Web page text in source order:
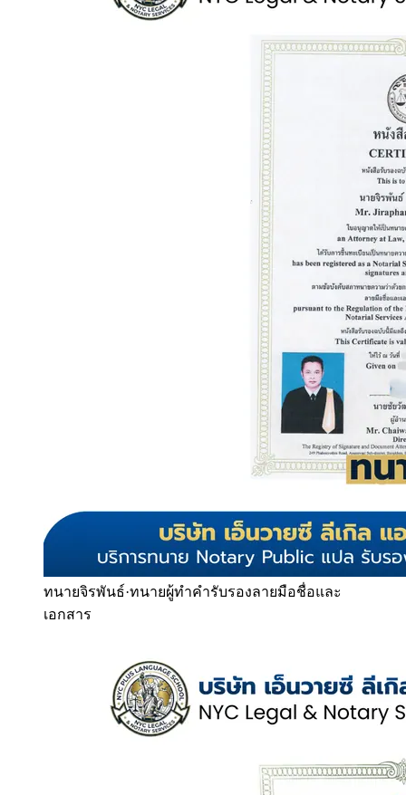
ทนายจิรพันธ์·ทนายผู้ทำคำรับรองลายมือชื่อและ
เอกสาร